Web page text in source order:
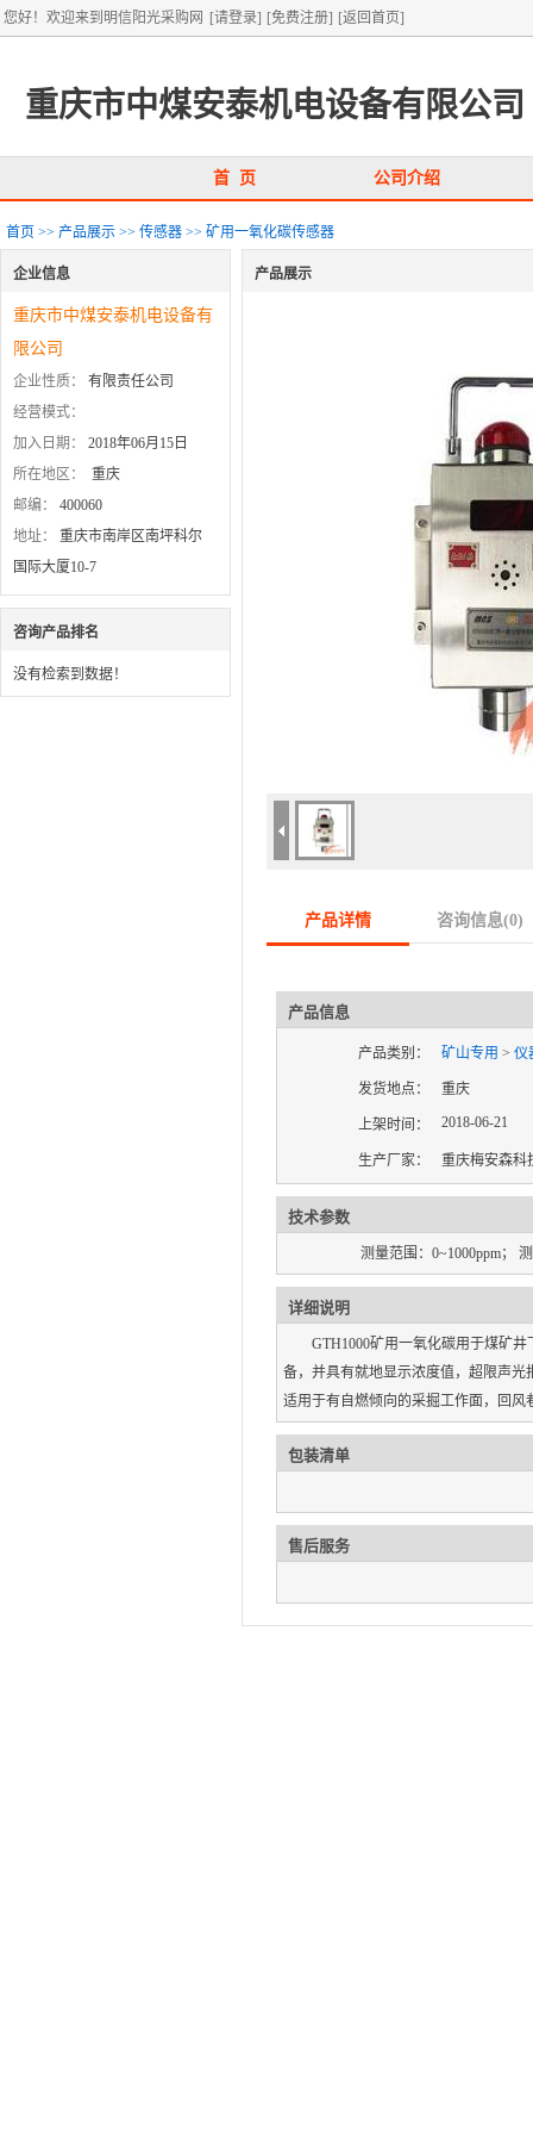
您好！欢迎来到明信阳光采购网 [请登录] [免费注册] [返回首页]
重庆市中煤安泰机电设备有限公司
首 页 公司介绍
首页 >> 产品展示 >> 传感器 >> 矿用一氧化碳传感器
企业信息
重庆市中煤安泰机电设备有
限公司
企业性质：
有限责任公司
经营模式：
加入日期：
2018年06月15日
所在地区：
重庆
邮编：
400060
地址：
重庆市南岸区南坪科尔
国际大厦10-7
咨询产品排名
没有检索到数据！
产品展示
产品详情 咨询信息(0)
产品信息
产品类别： 矿山专用 > 仪
发货地点： 重庆
上架时间： 2018-06-21
生产厂家： 重庆梅安森科
技术参数
测量范围：0~1000ppm；
详细说明
GTH1000矿用一氧化碳用于煤矿
备，并具有就地显示浓度值，超限声
适用于有自燃倾向的采掘工作面，回风
包装清单
售后服务